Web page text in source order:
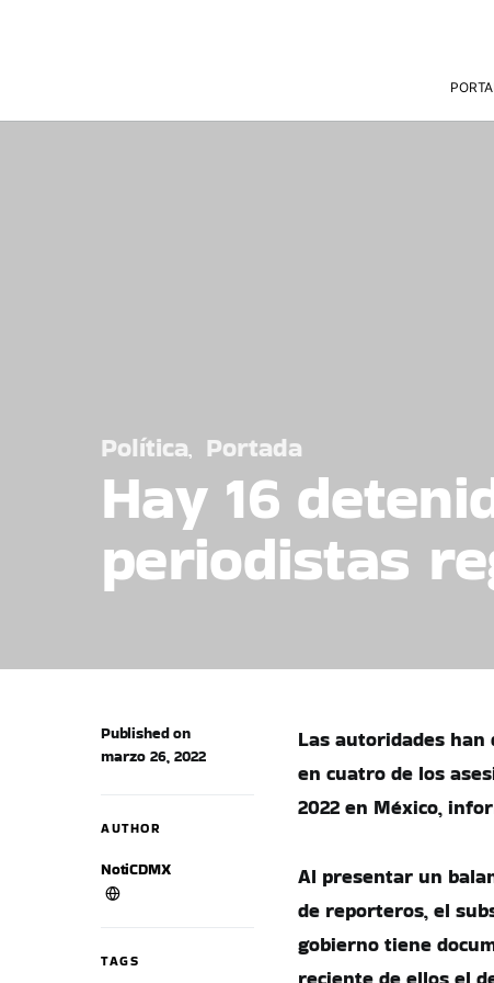
Política Portada
Hay 16
periodistas
Published on
marzo 26, 2022
AUTHOR
NotiCDMX
TAGS
Las autoridades
en cuatro de los
2022 en México,
Al presentar un
de reporteros, el
gobierno tiene